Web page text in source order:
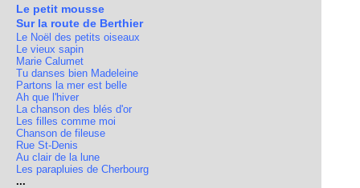
Le petit mousse
Sur la route de Berthier
Le Noël des petits oiseaux
Le vieux sapin
Marie Calumet
Tu danses bien Madeleine
Partons la mer est belle
Ah que l'hiver
La chanson des blés d'or
Les filles comme moi
Chanson de fileuse
Rue St-Denis
Au clair de la lune
Les parapluies de Cherbourg
...